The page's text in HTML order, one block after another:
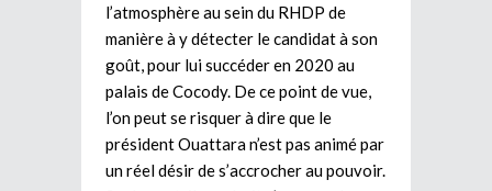
l’atmosphère au sein du RHDP de
manière à y détecter le candidat à son
goût, pour lui succéder en 2020 au
palais de Cocody. De ce point de vue,
l’on peut se risquer à dire que le
président Ouattara n’est pas animé par
un réel désir de s’accrocher au pouvoir.